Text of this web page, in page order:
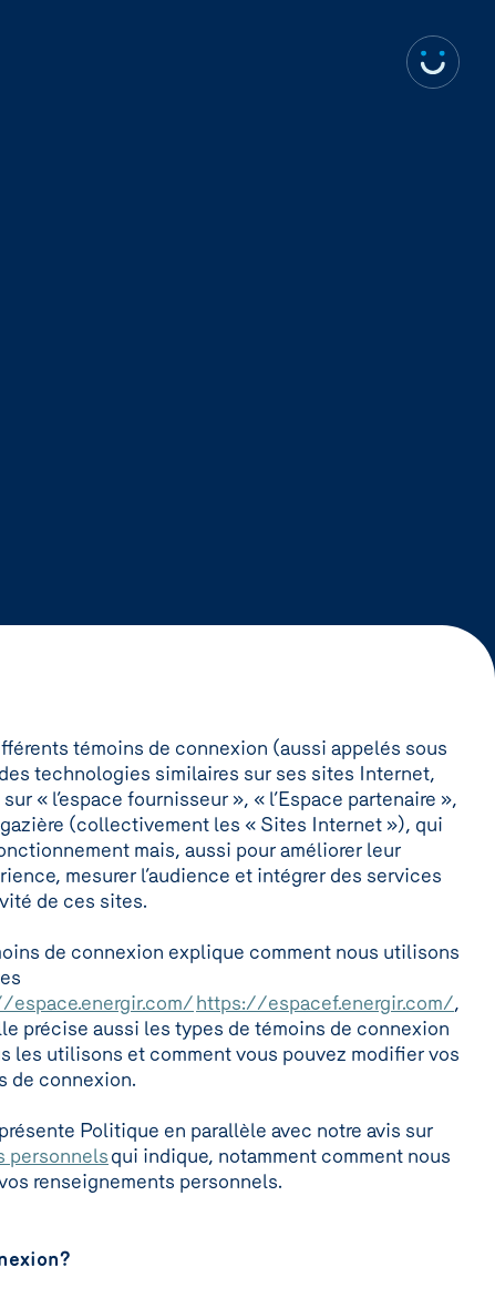
témoins de connexion (aussi appelés sous
technologies similaires sur ses sites Internet,
sur « l’espace fournisseur », « l’Espace partenaire »,
(collectivement les « Sites Internet »), qui
mais, aussi pour améliorer leur
mesurer l’audience et intégrer des services
de ces sites.
de connexion explique comment nous utilisons
espace.energir.com/https://espacef.energir.com/,
précise aussi les types de témoins de connexion
les utilisons et comment vous pouvez modifier vos
de connexion.
Politique en parallèle avec notre avis sur
personnelsqui indique, notamment comment nous
renseignements personnels.